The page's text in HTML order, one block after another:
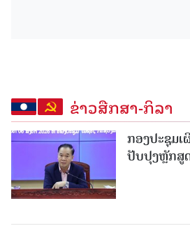
ຂ່າວສືກສາ-ກິລາ
ກອງປະຊຸມ
ປັບປຸງຫຼັກສູ